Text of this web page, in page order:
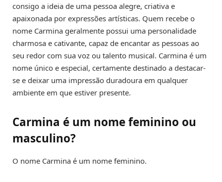
consigo a ideia de uma pessoa alegre, criativa e
apaixonada por expressões artísticas. Quem recebe o
nome Carmina geralmente possui uma personalidade
charmosa e cativante, capaz de encantar as pessoas ao
seu redor com sua voz ou talento musical. Carmina é um
nome único e especial, certamente destinado a destacar-
se e deixar uma impressão duradoura em qualquer
ambiente em que estiver presente.
Carmina é um nome feminino ou
masculino?
O nome Carmina é um nome feminino.